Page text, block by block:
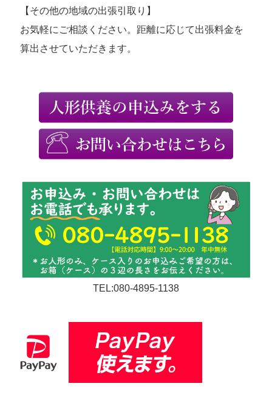
【その他の地域の出張引取り】
お気軽にご相談ください。距離に応じて出張料金を
算出させていただきます。
TEL:080-4895-1138